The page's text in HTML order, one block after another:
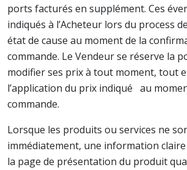
ports facturés en supplément. Ces
indiqués à l’Acheteur lors du process
état de cause au moment de la
commande. Le Vendeur se réserve la
modifier ses prix à tout moment, tout
l’application du prix indiqué au
commande.
Lorsque les produits ou services ne
immédiatement, une information
la page de présentation du produit